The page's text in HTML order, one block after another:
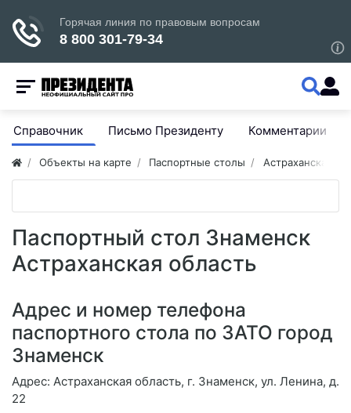
Справочник Письмо Президенту Комментарии
Объекты на карте Паспортные столы Астраханская
Паспортный стол Знаменск
Астраханская область
Адрес и номер телефона
паспортного стола по ЗАТО город
Знаменск
Адрес: Астраханская область, г. Знаменск, ул. Ленина, д.
22